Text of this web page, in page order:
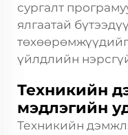
сургалт
ялгаатай
үйлдлийн
Техникийн
мэдлэгийн
Техникийн